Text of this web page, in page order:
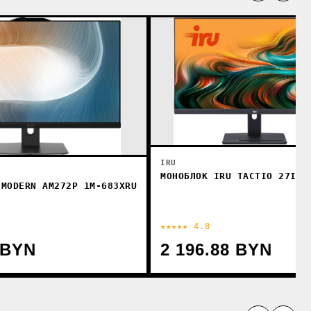
AM272P 1M-683XRU
IRU
МОНОБЛОК IRU TACTIO 27IM
★★★★★ 4.8
2 196.88 BYN